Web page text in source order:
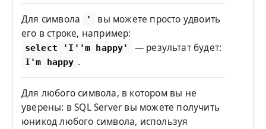
Для символа '
вы можете просто удвоить
его в строке, например:
select 'I''m happy' — результат будет:
I'm happy .
Для любого символа, в котором вы не
уверены: в SQL Server вы можете получить
юникод любого символа, используя